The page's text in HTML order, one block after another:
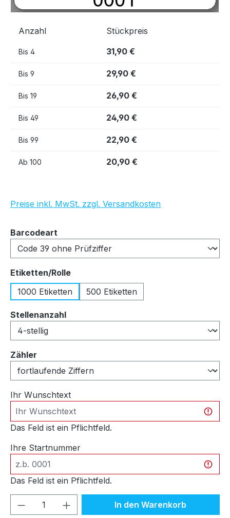
Anzahl Stückpreis
Bis 4 31,90 €
Bis 9 29,90 €
Bis 19 26,90 €
Bis 49 24,90 €
Bis 99 22,90 €
Ab 100 20,90 €
Preise inkl. MwSt. zzgl. Versandkosten
Barcodeart
Etiketten/Rolleauswählen
1000 Etiketten
500 Etiketten
Stellenanzahlauswählen
Zähler
Ihr Wunschtext
Das Feld ist ein Pflichtfeld.
Ihre Startnummer
Das Feld ist ein Pflichtfeld.
Produkt Anzahl: Gib denIn den Warenkorb